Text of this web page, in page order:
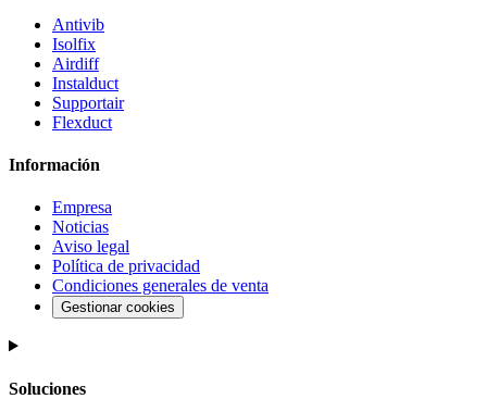
Antivib
Isolfix
Airdiff
Instalduct
Supportair
Flexduct
Información
Empresa
Noticias
Aviso legal
Política de privacidad
Condiciones generales de venta
Gestionar cookies
Soluciones